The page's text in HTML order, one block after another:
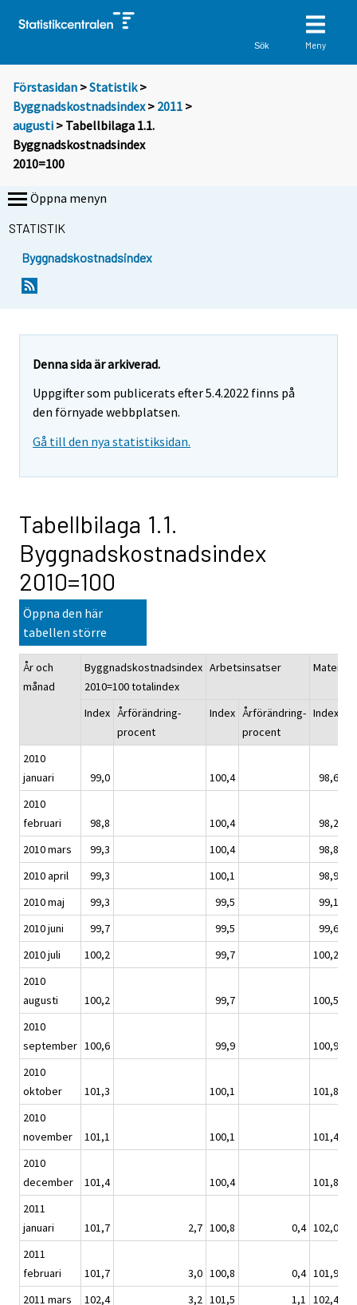
Sök Meny
Förstasidan >Statistik >
Byggnadskostnadsindex> 2011 >
augusti > Tabellbilaga 1.1.
Byggnadskostnadsindex
2010=100
Öppna menyn
STATISTIK
Byggnadskostnadsindex
Denna sida är arkiverad.
Uppgifter som publicerats efter 5.4.2022 finns på
den förnyade webbplatsen.
Gå till den nya statistiksidan.
Tabellbilaga 1.1.
Byggnadskostnadsindex
2010=100
Öppna den här
tabellen större
År och
månad
Byggnadskostnadsindex
2010=100 totalindex
Arbetsinsatser
Index Årförändring-
procent
Index Årförändring-
procent
Index
2010
januari
99,0 100,4
98,6
2010
februari
98,8 100,4
98,2
2010 mars
99,3 100,4
98,8
2010 april
99,3 100,1
98,9
2010 maj
99,3 99,5
99,1
2010 juni
99,7 99,5
99,6
2010 juli
100,2 99,7
100,2
2010
augusti
100,2 99,7
100,5
2010
september 100,6 99,9
100,9
2010
oktober
101,3 100,1
101,8
2010
november
101,1 100,1
101,4
2010
december
101,4 100,4
101,8
2011
januari
101,7 2,7 100,8 0,4 102,0
2011
februari
101,7 3,0 100,8 0,4 101,9
2011 mars
102,4 3,2 101,5 1,1 102,4